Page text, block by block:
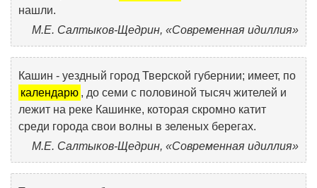
нашли.
М.Е. Салтыков-Щедрин, «Современная идиллия»
Кашин - уездный город Тверской губернии; имеет, по
календарю , до семи с половиной тысяч жителей и
лежит на реке Кашинке, которая скромно катит
среди города свои волны в зеленых берегах.
М.Е. Салтыков-Щедрин, «Современная идиллия»